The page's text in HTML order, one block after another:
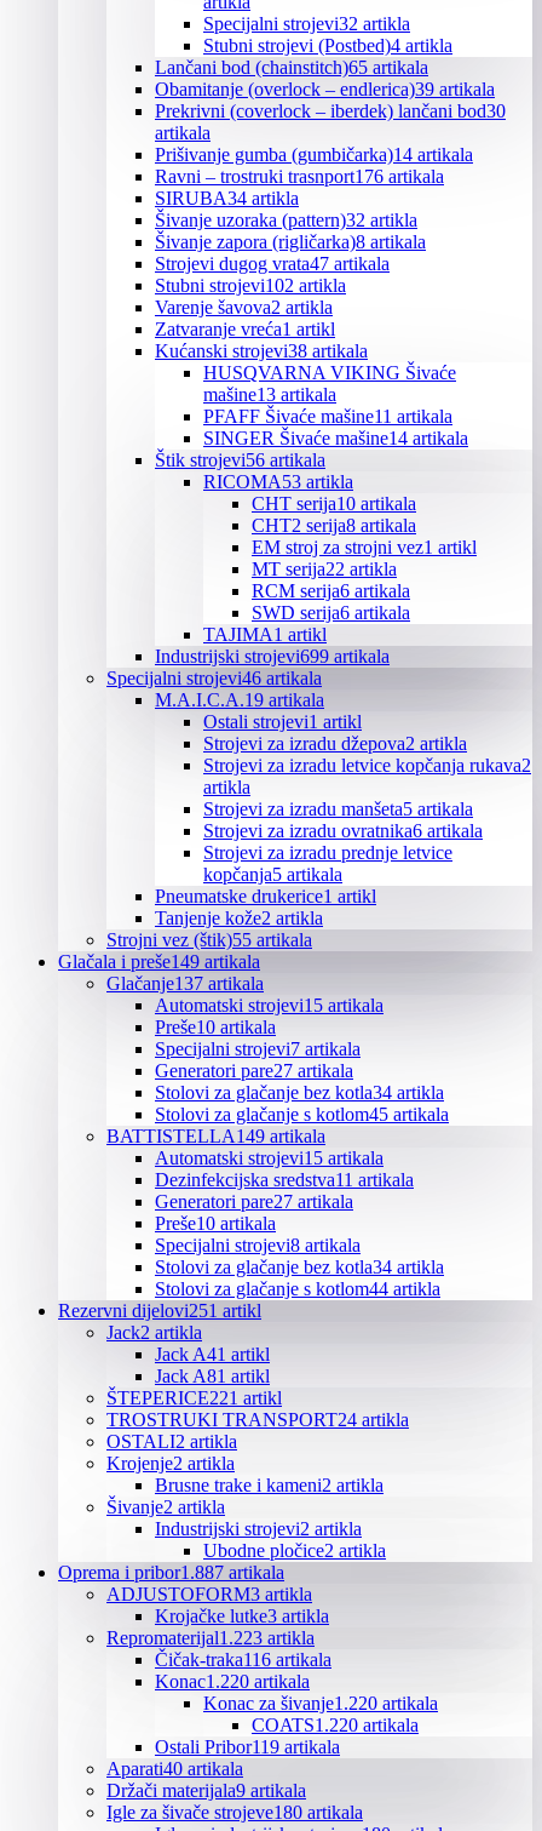
Specijalni strojevi32 artikla
Stubni strojevi (Postbed)4 artikla
Lančani bod (chainstitch)65 artikala
Obamitanje (overlock – endlerica)39 artikala
Prekrivni (coverlock – iberdek) lančani bod30
artikala
Prišivanje gumba (gumbičarka)14 artikala
Ravni – trostruki trasnport176 artikala
SIRUBA34 artikla
Šivanje uzoraka (pattern)32 artikla
Šivanje zapora (rigličarka)8 artikala
Strojevi dugog vrata47 artikala
Stubni strojevi102 artikla
Varenje šavova2 artikla
Zatvaranje vreća1 artikl
Kućanski strojevi38 artikala
HUSQVARNA VIKING Šivaće
mašine13 artikala
PFAFF Šivaće mašine11 artikala
SINGER Šivaće mašine14 artikala
Štik strojevi56 artikala
RICOMA53 artikla
CHT serija10 artikala
CHT2 serija8 artikala
EM stroj za strojni vez1 artikl
MT serija22 artikla
RCM serija6 artikala
SWD serija6 artikala
TAJIMA1 artikl
Industrijski strojevi699 artikala
Specijalni strojevi46 artikala
M.A.I.C.A.19 artikala
Ostali strojevi1 artikl
Strojevi za izradu džepova2 artikla
Strojevi za izradu letvice kopčanja rukava2
artikla
Strojevi za izradu manšeta5 artikala
Strojevi za izradu ovratnika6 artikala
Strojevi za izradu prednje letvice
kopčanja5 artikala
Pneumatske drukerice1 artikl
Tanjenje kože2 artikla
Strojni vez (štik)55 artikala
Glačala i preše149 artikala
Glačanje137 artikala
Automatski strojevi15 artikala
Preše10 artikala
Specijalni strojevi7 artikala
Generatori pare27 artikala
Stolovi za glačanje bez kotla34 artikla
Stolovi za glačanje s kotlom45 artikala
BATTISTELLA149 artikala
Automatski strojevi15 artikala
Dezinfekcijska sredstva11 artikala
Generatori pare27 artikala
Preše10 artikala
Specijalni strojevi8 artikala
Stolovi za glačanje bez kotla34 artikla
Stolovi za glačanje s kotlom44 artikla
Rezervni dijelovi251 artikl
Jack2 artikla
Jack A41 artikl
Jack A81 artikl
ŠTEPERICE221 artikl
TROSTRUKI TRANSPORT24 artikla
OSTALI2 artikla
Krojenje2 artikla
Brusne trake i kameni2 artikla
Šivanje2 artikla
Industrijski strojevi2 artikla
Ubodne pločice2 artikla
Oprema i pribor1.887 artikala
ADJUSTOFORM3 artikla
Krojačke lutke3 artikla
Repromaterijal1.223 artikla
Čičak-traka116 artikala
Konac1.220 artikala
Konac za šivanje1.220 artikala
COATS1.220 artikala
Ostali Pribor119 artikala
Aparati40 artikala
Držači materijala9 artikala
Igle za šivače strojeve180 artikala